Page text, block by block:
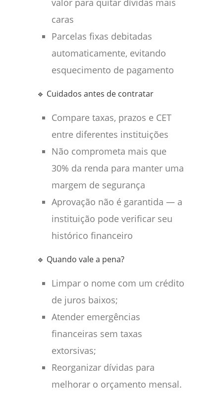
valor para quitar dívidas mais
caras
Parcelas fixas debitadas
automaticamente, evitando
esquecimento de pagamento
🔹 Cuidados antes de contratar
Compare taxas, prazos e CET
entre diferentes instituições
Não comprometa mais que
30% da renda para manter uma
margem de segurança
Aprovação não é garantida — a
instituição pode verificar seu
histórico financeiro
🔹 Quando vale a pena?
Limpar o nome com um crédito
de juros baixos;
Atender emergências
financeiras sem taxas
extorsivas;
Reorganizar dívidas para
melhorar o orçamento mensal.